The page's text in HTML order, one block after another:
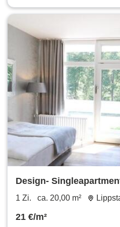
Design-
SalinenparcINN in Bad
1 Zi. ca. 20,00 m²
21 €/m²